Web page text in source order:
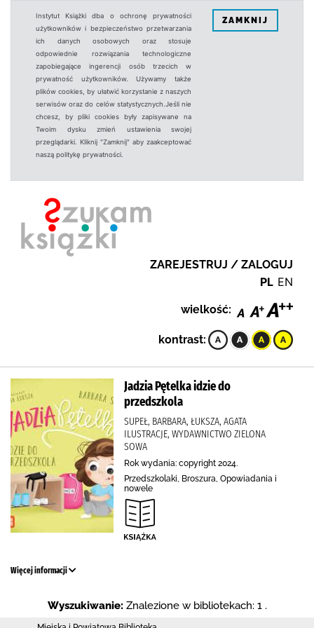
Instytut Książki dba o ochronę prywatności
użytkowników i bezpieczeństwo przetwarzania
ich danych osobowych oraz stosuje
odpowiednie rozwiązania technologiczne
zapobiegające ingerencji osób trzecich w
prywatność użytkowników. Używamy także
plików cookies, by ułatwić korzystanie z naszych
serwisów oraz do celów statystycznych.Jeśli nie
chcesz, by pliki cookies były zapisywane na
Twoim dysku zmień ustawienia swojej
przeglądarki. Kliknij "Zamknij" aby zaakceptować
naszą politykę prywatności.
ZAMKNIJ
ZAREJESTRUJ / ZALOGUJ
PL EN
wielkość:
kontrast:
Jadzia Pętelka idzie do
przedszkola
SUPEŁ, BARBARA, ŁUKSZA, AGATA
ILUSTRACJE, WYDAWNICTWO ZIELONA
SOWA
Rok wydania: copyright 2024.
Przedszkolaki, Broszura, Opowiadania i
nowele
Więcej informacji
Wyszukiwanie: Znalezione w bibliotekach: 1 .